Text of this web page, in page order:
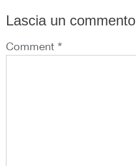
Lascia un commento
Comment *